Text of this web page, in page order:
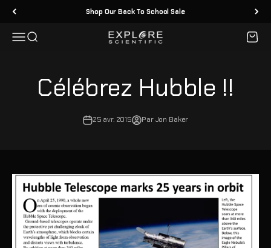
Passer au contenu Shop Our Back To School Sale
MenuRecherche Explore Scientific Panier
Célébrez Hubble !!
25 avr. 2015 Par Jon Baker